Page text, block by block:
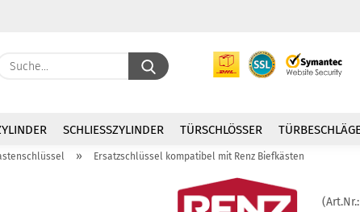
Suche...
SCHLIESSZYLINDER TÜRSCHLÖSSER
» Ersatzschlüssel kompatibel mit Renz Biefkästen
(Art.Nr.: